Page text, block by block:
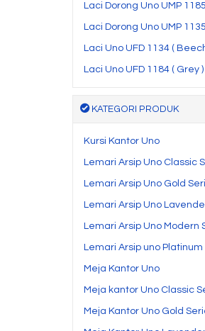
Laci Dorong Uno UMP
Laci Dorong Uno UMP
Laci Uno UFD 1134 (
Laci Uno UFD 1184 ( Grey )
KATEGORI PRODUK
Kursi Kantor Uno
Lemari Arsip Uno Classic
Lemari Arsip Uno Gold
Lemari Arsip Uno
Lemari Arsip Uno Modern
Lemari Arsip uno Platinum
Meja Kantor Uno
Meja kantor Uno Classic
Meja Kantor Uno Gold